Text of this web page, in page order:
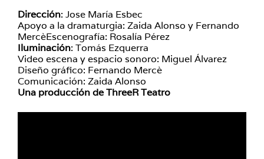
Dirección: Jose María Esbec
Apoyo a la dramaturgia: Zaida Alonso y Fernando
MercèEscenografía: Rosalía Pérez
Iluminación: Tomás Ezquerra
Video escena y espacio sonoro: Miguel Álvarez
Diseño gráfico: Fernando Mercè
Comunicación: Zaida Alonso
Una producción de ThreeR Teatro